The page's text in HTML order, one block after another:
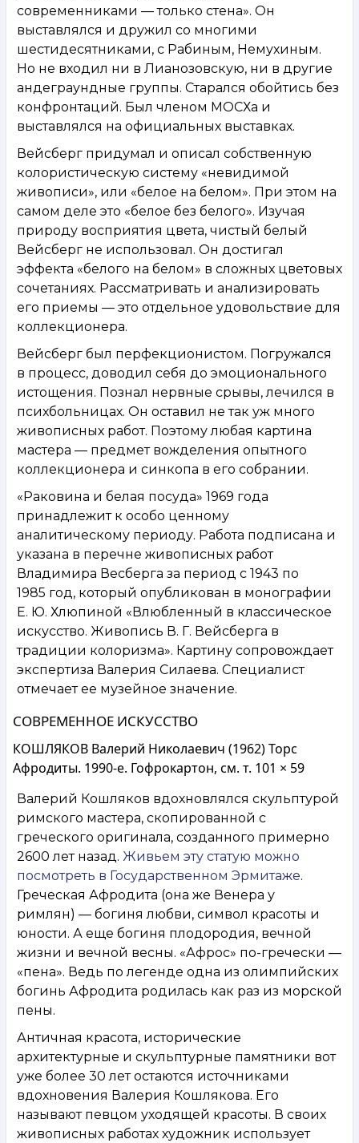
современниками — только стена». Он
выставлялся и дружил со многими
шестидесятниками, с Рабиным, Немухиным.
Но не входил ни в Лианозовскую, ни в другие
андеграундные группы. Старался обойтись без
конфронтаций. Был членом МОСХа и
выставлялся на официальных выставках.
Вейсберг придумал и описал собственную
колористическую систему «невидимой
живописи», или «белое на белом». При этом на
самом деле это «белое без белого». Изучая
природу восприятия цвета, чистый белый
Вейсберг не использовал. Он достигал
эффекта «белого на белом» в сложных цветовых
сочетаниях. Рассматривать и анализировать
его приемы — это отдельное удовольствие для
коллекционера.
Вейсберг был перфекционистом. Погружался
в процесс, доводил себя до эмоционального
истощения. Познал нервные срывы, лечился в
психбольницах. Он оставил не так уж много
живописных работ. Поэтому любая картина
мастера — предмет вожделения опытного
коллекционера и синкопа в его собрании.
«Раковина и белая посуда» 1969 года
принадлежит к особо ценному
аналитическому периоду. Работа подписана и
указана в перечне живописных работ
Владимира Весберга за период с 1943 по
1985 год, который опубликован в монографии
Е. Ю. Хлюпиной «Влюбленный в классическое
искусство. Живопись В. Г. Вейсберга в
традиции колоризма». Картину сопровождает
экспертиза Валерия Силаева. Специалист
отмечает ее музейное значение.
СОВРЕМЕННОЕ ИСКУССТВО
КОШЛЯКОВ Валерий Николаевич (1962) Торс
Афродиты. 1990-е. Гофрокартон, см. т. 101 × 59
Валерий Кошляков вдохновлялся скульптурой
римского мастера, скопированной с
греческого оригинала, созданного примерно
2600 лет назад. Живьем эту статую можно
посмотреть в Государственном Эрмитаже.
Греческая Афродита (она же Венера у
римлян) — богиня любви, символ красоты и
юности. А еще богиня плодородия, вечной
жизни и вечной весны. «Афрос» по-гречески —
«пена». Ведь по легенде одна из олимпийских
богинь Афродита родилась как раз из морской
пены.
Античная красота, исторические
архитектурные и скульптурные памятники вот
уже более 30 лет остаются источниками
вдохновения Валерия Кошлякова. Его
называют певцом уходящей красоты. В своих
живописных работах художник использует